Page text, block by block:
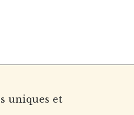
uniques et